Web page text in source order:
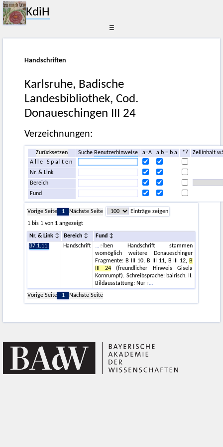
KdiH
☰
Handschriften
Karlsruhe, Badische
Landesbibliothek, Cod.
Donaueschingen III 24
Verzeichnungen:
Zurücksetzen SucheBenutzerhinweise a=A a b = b a *?
Zellinhalt
Alle Spalten
Nr. & Link
Bereich
Fund
Vorige Seite 1 Nächste Seite
Einträge zeigen
1 bis 1 von 1 angezeigt
Nr. & Link Bereich
Fund
37.1.11.
Handschrift
elben Handschrift stammen
womöglich weitere Donaueschinger
Fragmente: B III 10, B III 11, B III 12, B
III 24(freundlicher Hinweis Gisela
Kornrumpf). Schreibsprache: bairisch. II.
Bildausstattung: Nur r
Vorige Seite
1 Nächste Seite